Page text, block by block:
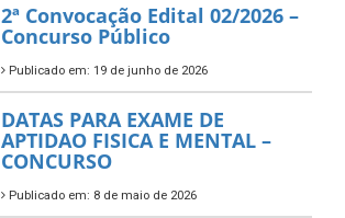
2ª Convocação Edital 02/2026 –
Concurso Público
Publicado em: 19 de junho de 2026
DATAS PARA EXAME DE
APTIDAO FISICA E MENTAL –
CONCURSO
Publicado em: 8 de maio de 2026